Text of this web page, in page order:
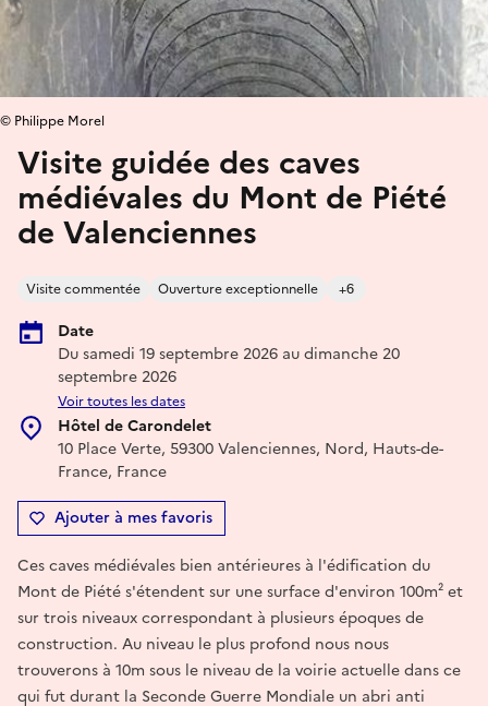
Visite guidée des caves
médiévales du Mont de Piété
de Valenciennes
Visite commentée Ouverture exceptionnelle +6
Date
Du samedi 19 septembre 2026 au dimanche 20
septembre 2026
Voir toutes les dates
Hôtel de Carondelet
10 Place Verte, 59300 Valenciennes, Nord, Hauts-de-
France, France
Ajouter à mes favoris
© Philippe Morel
Ces caves médiévales bien antérieures à l'édification du
Mont de Piété s'étendent sur une surface d'environ 100m² et
sur trois niveaux correspondant à plusieurs époques de
construction. Au niveau le plus profond nous nous
trouverons à 10m sous le niveau de la voirie actuelle dans ce
qui fut durant la Seconde Guerre Mondiale un abri anti